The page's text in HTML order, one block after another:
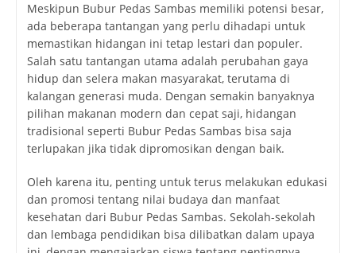
Meskipun Bubur Pedas Sambas memiliki potensi besar,
ada beberapa tantangan yang perlu dihadapi untuk
memastikan hidangan ini tetap lestari dan populer.
Salah satu tantangan utama adalah perubahan gaya
hidup dan selera makan masyarakat, terutama di
kalangan generasi muda. Dengan semakin banyaknya
pilihan makanan modern dan cepat saji, hidangan
tradisional seperti Bubur Pedas Sambas bisa saja
terlupakan jika tidak dipromosikan dengan baik.
Oleh karena itu, penting untuk terus melakukan edukasi
dan promosi tentang nilai budaya dan manfaat
kesehatan dari Bubur Pedas Sambas. Sekolah-sekolah
dan lembaga pendidikan bisa dilibatkan dalam upaya